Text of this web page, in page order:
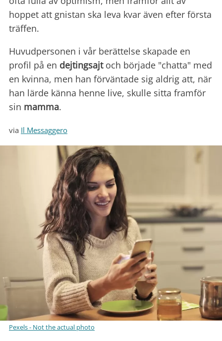
hoppet att gnistan ska leva kvar även efter första
träffen.
Huvudpersonen i vår berättelse skapade en
profil på en dejtingsajtoch började "chatta" med
en kvinna, men han förväntade sig aldrig att, när
han lärde känna henne live, skulle sitta framför
sin mamma.
via Il Messaggero
Pexels - Not the actual photo